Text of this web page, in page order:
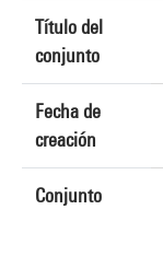
Título del
conjunto
Fecha de
creación
Conjunto